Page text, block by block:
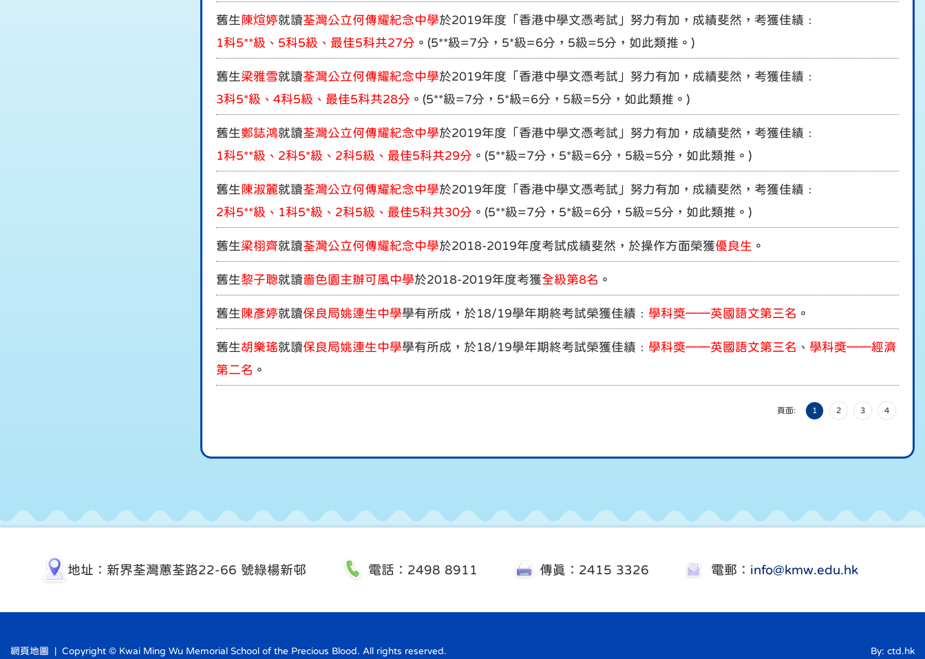
舊生陳煊婷就讀荃灣公立何傳耀紀念中學於2019年度「香港中學文憑考試」努力有加，成績斐然，考獲佳績﹕
1科5**級、5科5級、最佳5科共27分 。(5**級=7分，5*級=6分，5級=5分，如此類推。)
舊生梁雅雪就讀荃灣公立何傳耀紀念中學於2019年度「香港中學文憑考試」努力有加，成績斐然，考獲佳績﹕
3科5*級、4科5級、最佳5科共28分 。(5**級=7分，5*級=6分，5級=5分，如此類推。)
舊生鄭誌鴻就讀荃灣公立何傳耀紀念中學於2019年度「香港中學文憑考試」努力有加，成績斐然，考獲佳績﹕
1科5**級、2科5*級、2科5級、最佳5科共29分 。(5**級=7分，5*級=6分，5級=5分，如此類推。)
舊生陳淑麗就讀荃灣公立何傳耀紀念中學於2019年度「香港中學文憑考試」努力有加，成績斐然，考獲佳績﹕
2科5**級、1科5*級、2科5級、最佳5科共30分 。(5**級=7分，5*級=6分，5級=5分，如此類推。)
舊生梁栩齊就讀荃灣公立何傳耀紀念中學於2018-2019年度考試成績斐然，於操作方面榮獲優良生 。
舊生黎子聰就讀嗇色園主辦可風中學於2018-2019年度考獲全級第8名 。
舊生陳彥婷就讀保良局姚連生中學學有所成，於18/19學年期終考試榮獲佳績﹕ 學科獎——英國語文第三名 。
舊生胡樂瑤就讀保良局姚連生中學學有所成，於18/19學年期終考試榮獲佳績﹕ 學科獎——英國語文第三名 、 學科獎——經濟
第二名 。
頁面: 1 2 3 4
地址：新界荃灣蕙荃路22-66 號綠楊新邨 電話：2498 8911 傳真：2415 3326 電郵： info@kmw.edu.hk
網頁地圖 | Copyright © Kwai Ming Wu Memorial School of the Precious Blood. All rights reserved. By: ctd.hk